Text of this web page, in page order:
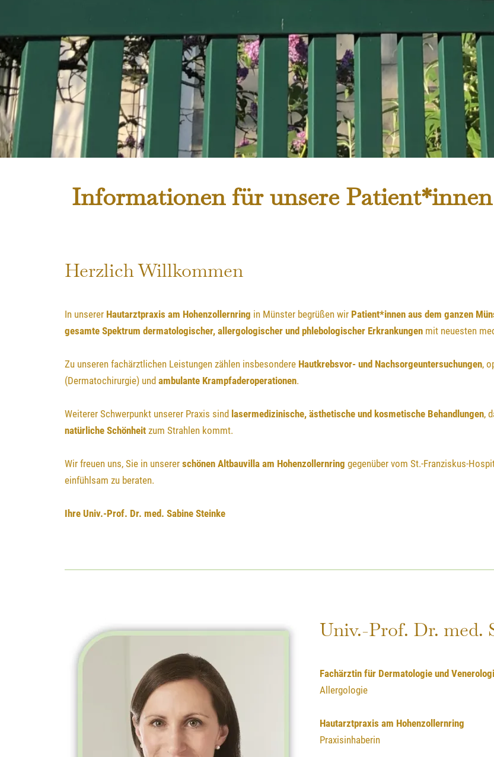
Informationen für unsere
Herzlich Willkommen
In unserer Hautarztpraxis am Hohenzollernring in Münster begrüßen wir Patient*innen aus dem ganzen
gesamte Spektrum dermatologischer, allergologischer und phlebologischer Erkrankungen mit neuesten
Zu unseren fachärztlichen Leistungen zählen insbesondere Hautkrebsvor- und Nachsorgeuntersuchungen,
(Dermatochirurgie) undambulante Krampfaderoperationen.
Weiterer Schwerpunkt unserer Praxis sind lasermedizinische, ästhetische und kosmetische Behandlungen,
natürliche Schönheitzum Strahlen kommt.
Wir freuen uns, Sie in unserer schönen Altbauvilla am Hohenzollernring gegenüber vom St.-Franziskus-
einfühlsam zu beraten.
IhreUniv.-Prof. Dr. med. Sabine Steinke
Univ.-Prof. Dr. med.
Fachärztin für Dermatologie und
Allergologie
Hautarztpraxis am Hohenzollernring
Praxisinhaberin